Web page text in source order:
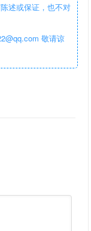
述或保证，也不对
敬请谅